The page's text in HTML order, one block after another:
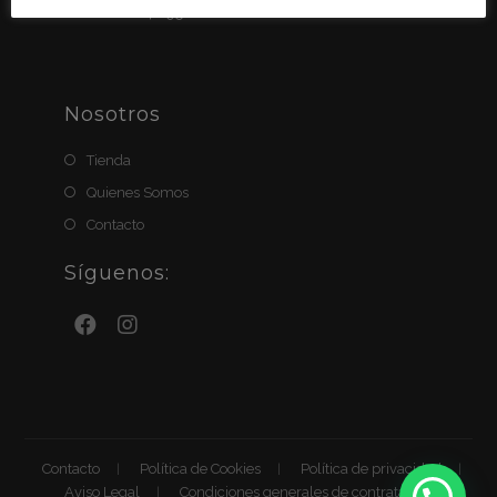
Nosotros
Tienda
Quienes Somos
Contacto
Síguenos:
Contacto Política de Cookies
Política de privacidad
Aviso Legal
Condiciones generales de contratación